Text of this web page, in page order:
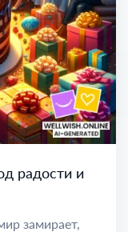
радости и
замирает,